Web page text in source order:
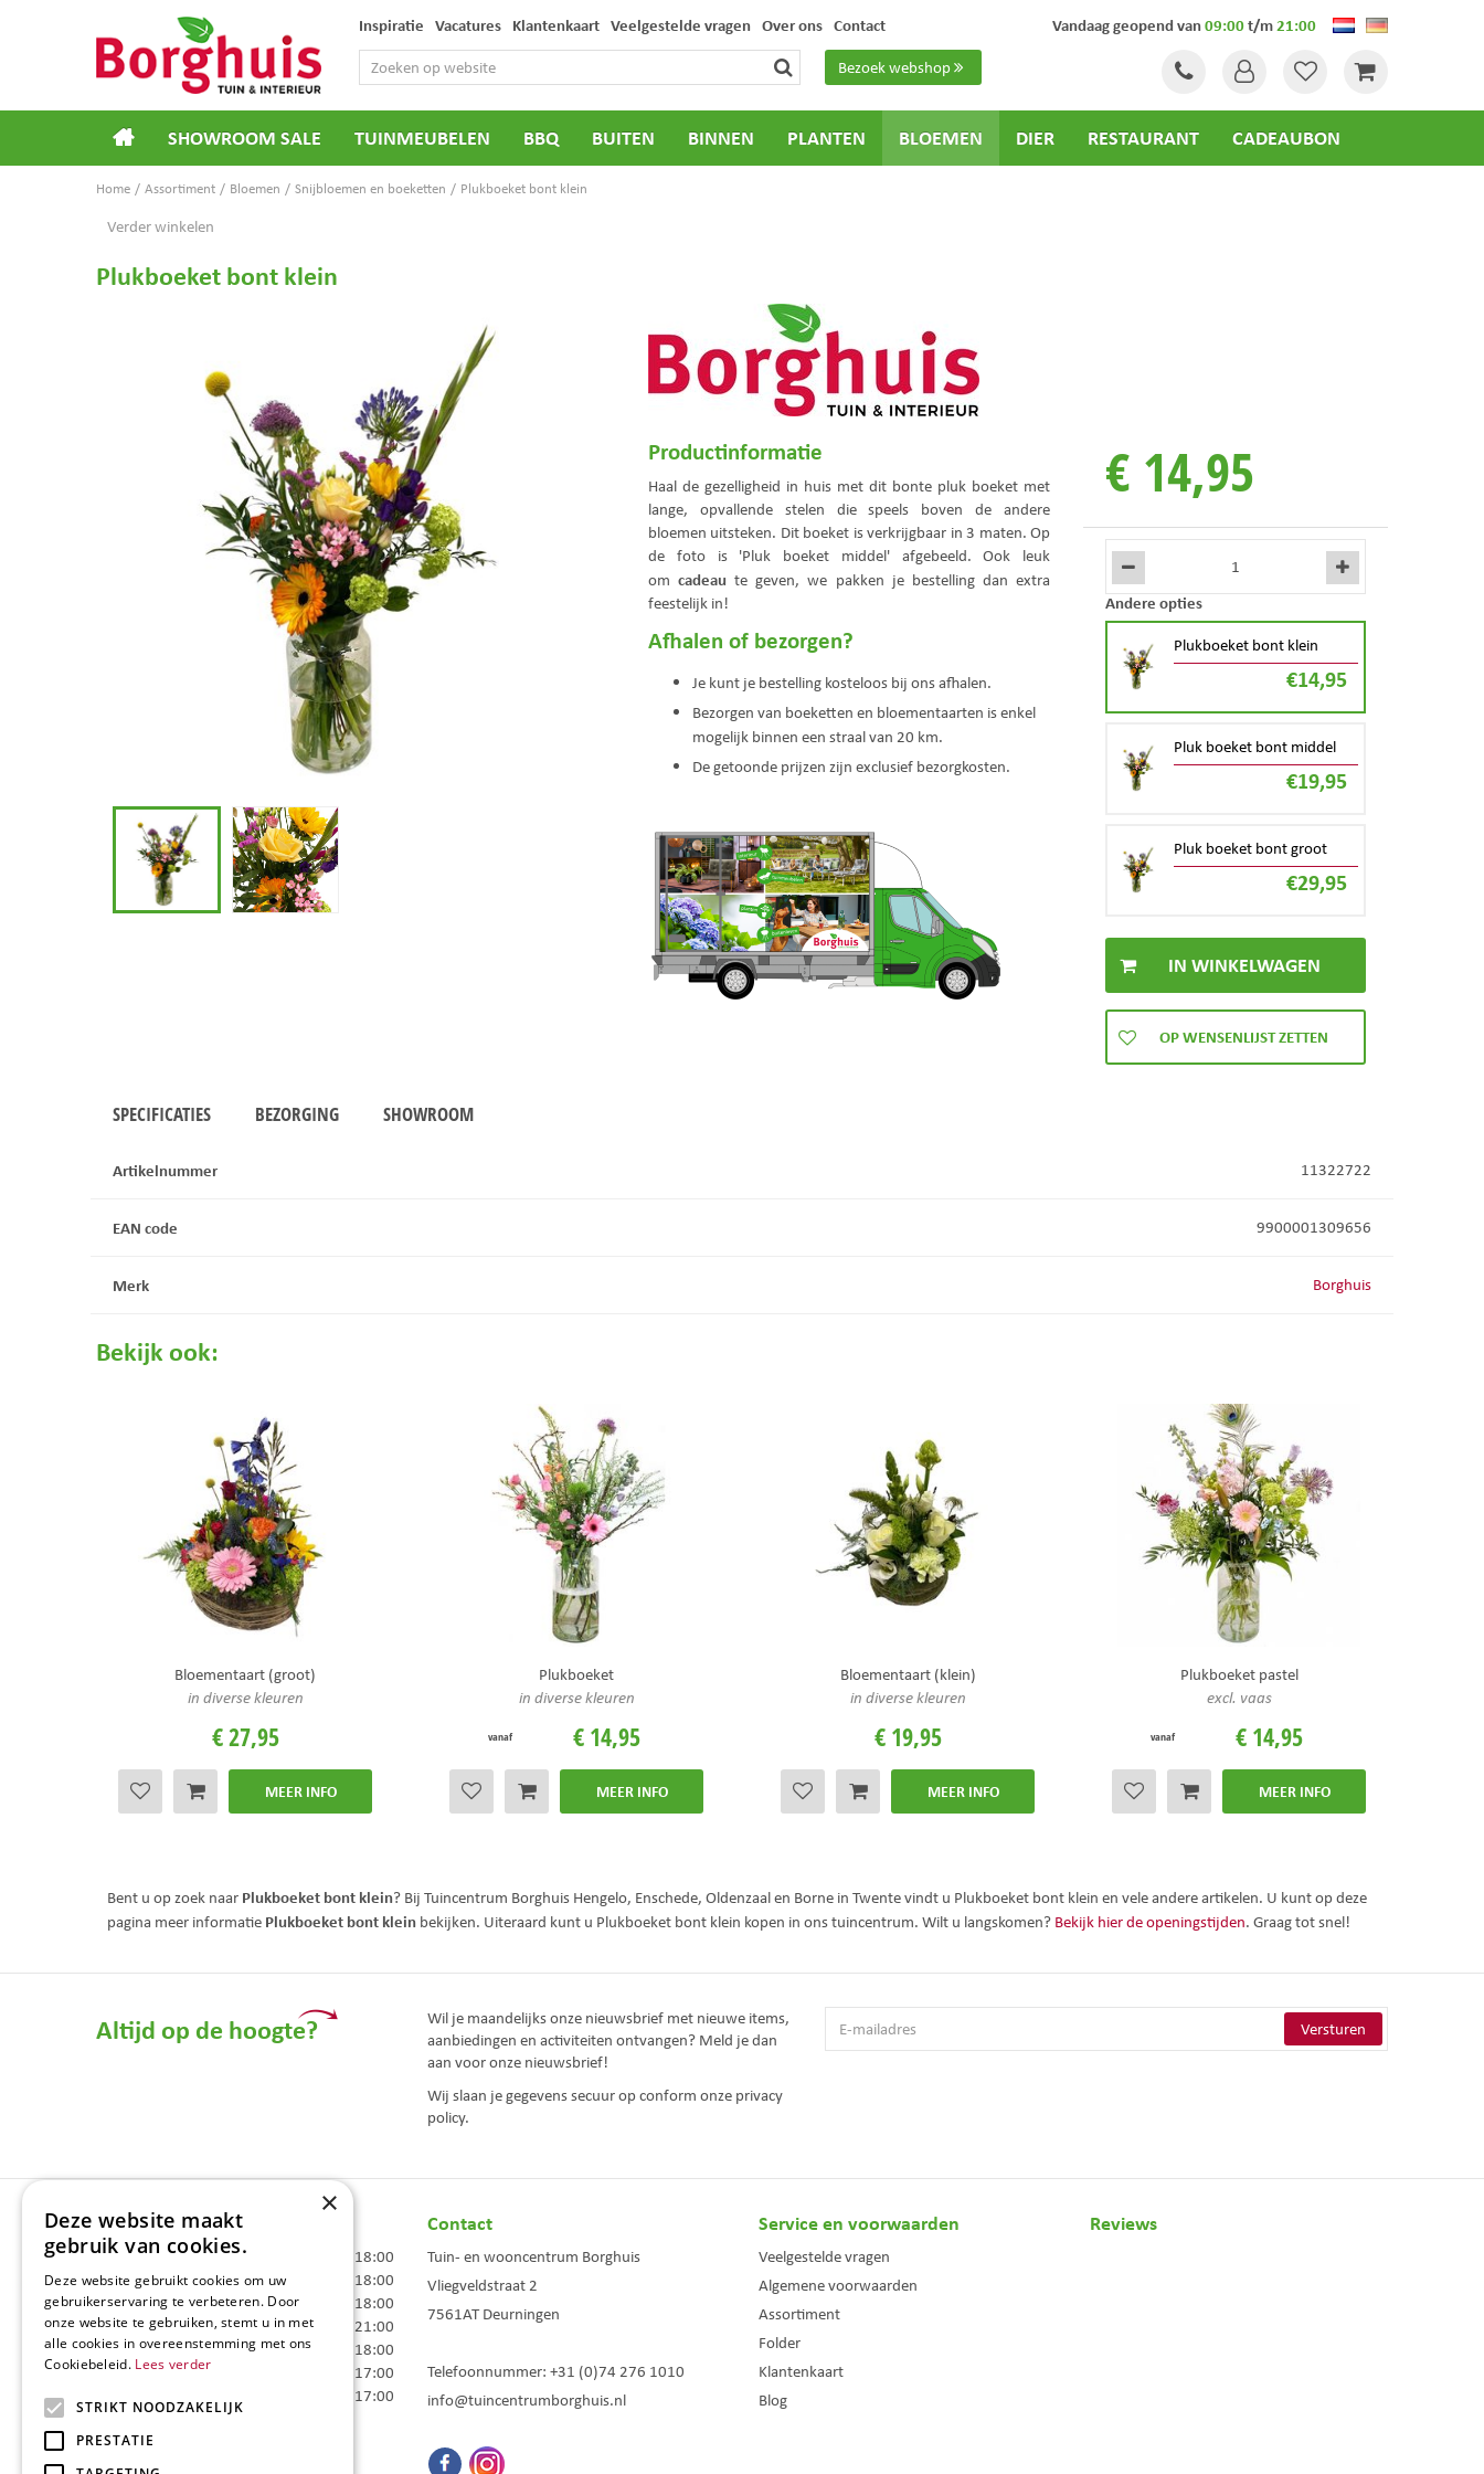
Home Assortiment Bloemen Snijbloemen en boeketten Plukboeket bont klein
Bezoek webshop
Inspiratie Vacatures Klantenkaart Veelgestelde vragen Over ons Contact Vandaag geopend van09:00t/m21:00
SHOWROOM SALE TUINMEUBELEN BBQ BUITEN BINNEN PLANTEN BLOEMEN DIER RESTAURANT CADEAUBON
Verder winkelen
Plukboeket bont klein
Productinformatie
Haal de gezelligheid in huis met dit bonte pluk boeket met
lange, opvallende stelen die speels boven de andere
bloemen uitsteken. Dit boeket is verkrijgbaar in 3 maten. Op
de foto is 'Pluk boeket middel' afgebeeld. Ook leuk
omcadeaute geven, we pakken je bestelling dan extra
feestelijk in!
Afhalen of bezorgen?
Je kunt je bestelling kosteloos bij ons afhalen.
Bezorgen van boeketten en bloementaarten is enkel
mogelijk binnen een straal van 20 km.
De getoonde prijzen zijn exclusief bezorgkosten.
€ 14,95
Andere opties
Plukboeket bont klein
€14,95
Pluk boeket bont middel
€19,95
Pluk boeket bont groot
€29,95
SPECIFICATIES BEZORGING SHOWROOM
Artikelnummer 11322722
EAN code 9900001309656
Merk Borghuis
Bekijk ook:
Bloementaart (groot)
in diverse kleuren
€27,95
MEER INFO
Plukboeket
in diverse kleuren
vanaf € 14,95
MEER INFO
Bloementaart (klein)
in diverse kleuren
€ 19,95
MEER INFO
Plukboeket pastel
excl. vaas
vanaf € 14,95
MEER INFO
Bent u op zoek naar Plukboeket bont klein? Bij Tuincentrum Borghuis Hengelo, Enschede, Oldenzaal en Borne in Twente vindt u Plukboeket bont klein en vele andere artikelen. U kunt op deze
pagina meer informatie Plukboeket bont klein bekijken. Uiteraard kunt u Plukboeket bont klein kopen in ons tuincentrum. Wilt u langskomen? Bekijk hier de openingstijden. Graag tot snel!
Altijd op de hoogte?
Wil je maandelijks onze nieuwsbrief met nieuwe items,
aanbiedingen en activiteiten ontvangen? Meld je dan
aan voor onze nieuwsbrief!
Wij slaan je gegevens secuur op conform onze privacy
policy.
Openingstijden
Maandag
09:00 - 18:00
Dinsdag
09:00 - 18:00
Woensdag
09:00 - 18:00
Donderdag
09:00 - 21:00
Vrijdag
09:00 - 18:00
Zaterdag
09:00 - 17:00
10:00 - 17:00
Toon alle openingstijden
Contact
Tuin- en wooncentrum Borghuis
Vliegveldstraat 2
7561AT Deurningen
Telefoonnummer: +31 (0)74 276 1010
info@tuincentrumborghuis.nl
Service en voorwaarden
Veelgestelde vragen
Algemene voorwaarden
Assortiment
Folder
Klantenkaart
Blog
Reviews
×
Deze website maakt
gebruik van cookies.
Deze website gebruikt cookies om uw
gebruikerservaring te verbeteren. Door
onze website te gebruiken, stemt u in met
alle cookies in overeenstemming met ons
Cookiebeleid. Lees verder
STRIKT NOODZAKELIJK
PRESTATIE